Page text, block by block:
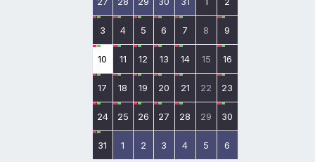
3 4 5 6 7 8 9
10 11 12 13 14 15 16
17 18 19 20 21 22 23
24 25 26 27 28 29 30
31 1 2 3 4 5 6